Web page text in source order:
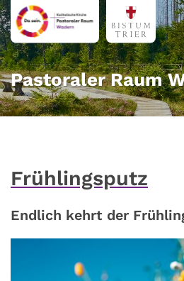
Zum Inhalt springen
Pastoraler Raum
Frühlingsputz
Endlich kehrt der